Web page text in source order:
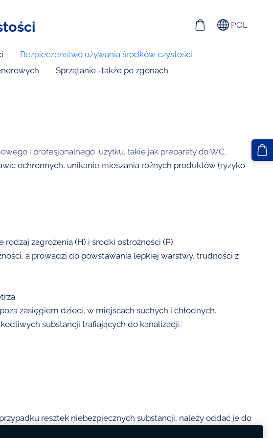
Bezpieczeństwo używania środków czystości
Sprzątanie -także po zgonach
POL
i profesjonalnego użytku, takie jak preparaty do WC,
ochronnych, unikanie mieszania różnych produktów (ryzyko
zagrożenia (H) i środki ostrożności (P).
a prowadzi do powstawania lepkiej warstwy, trudności z
zasięgiem dzieci, w miejscach suchych i chłodnych.
substancji trafiających do kanalizacji.
resztek niebezpiecznych substancji, należy oddać je do